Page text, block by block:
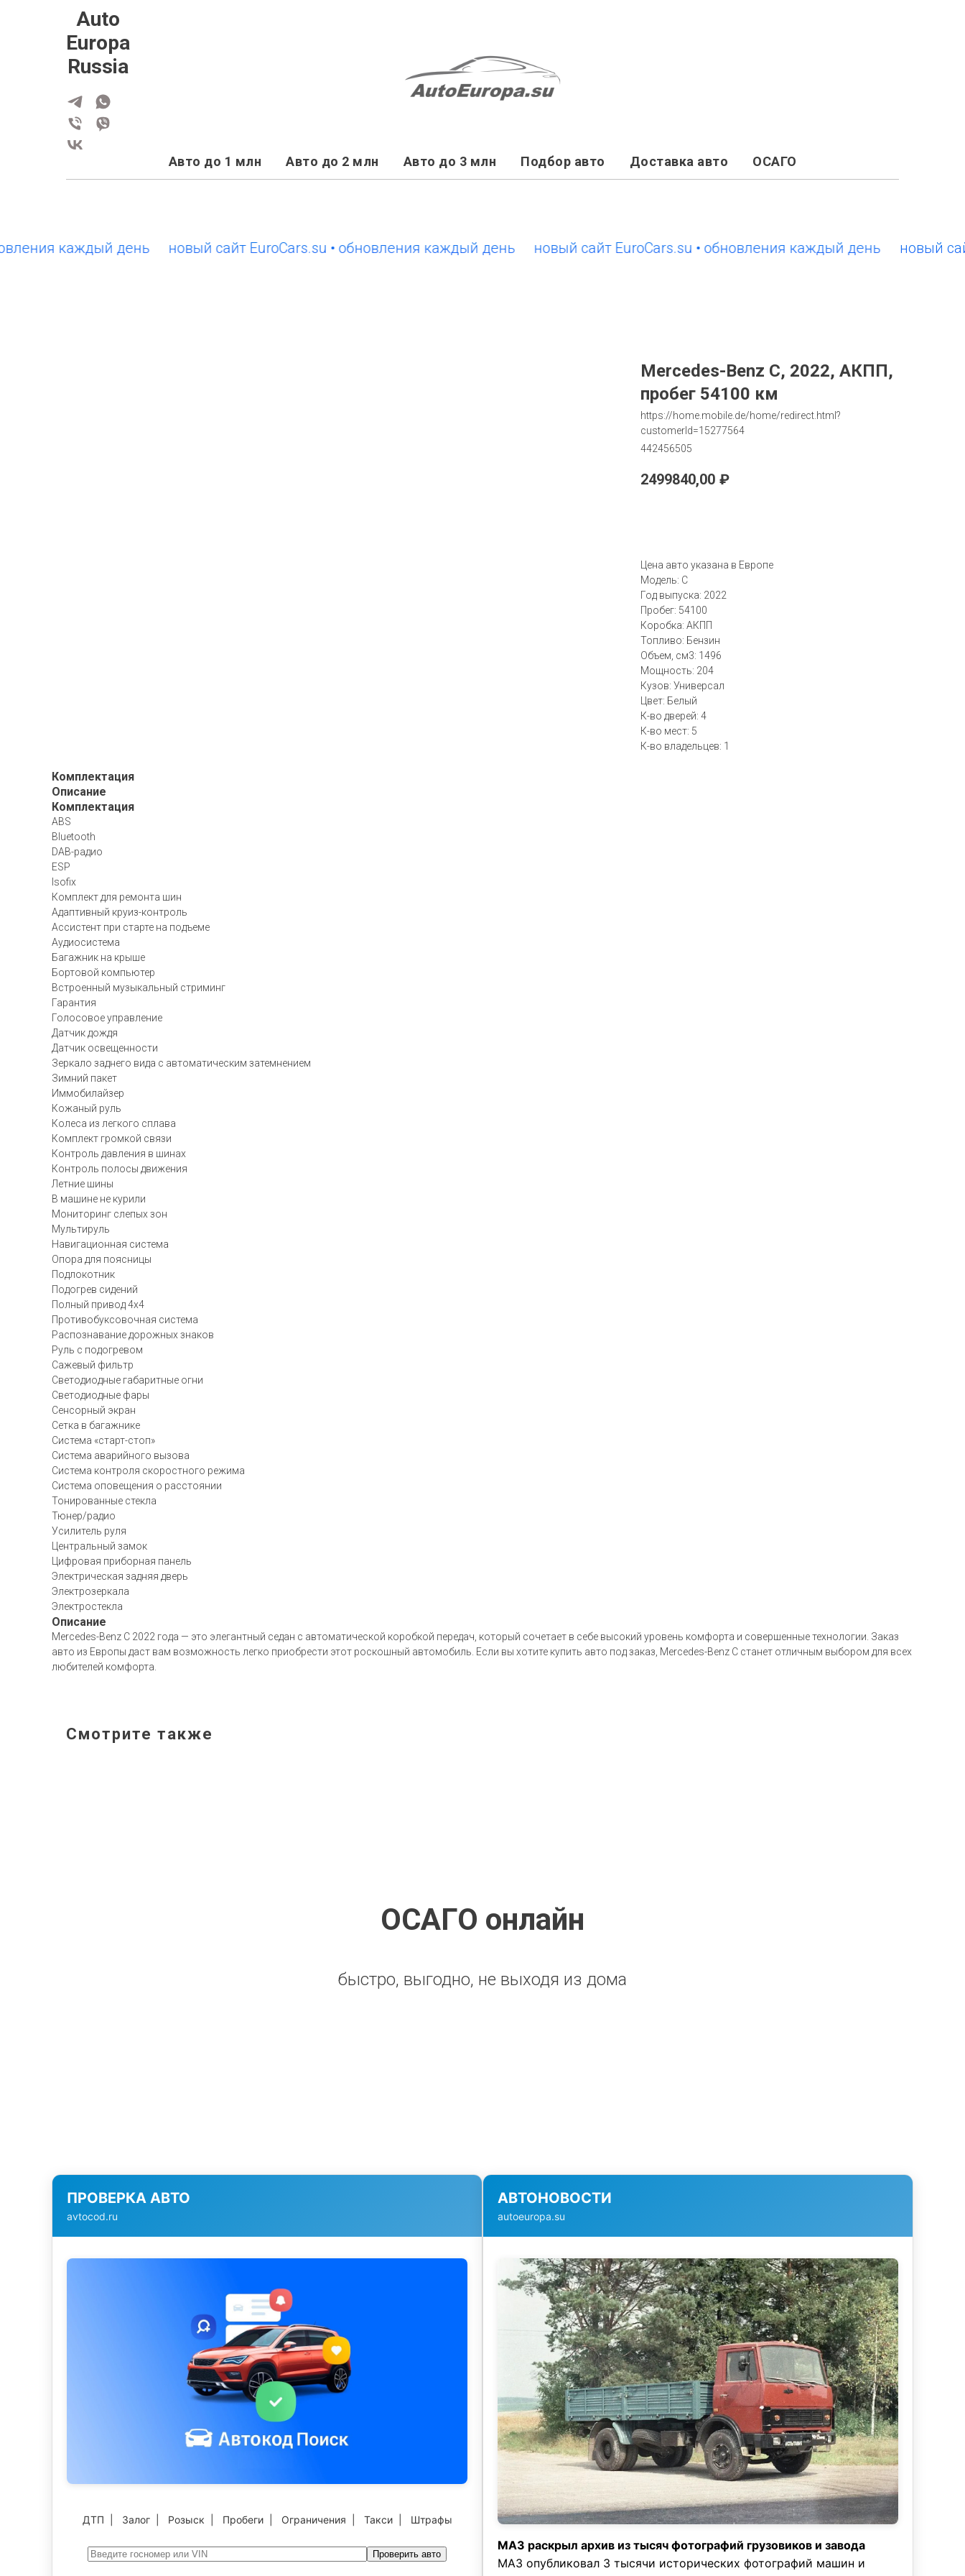
Auto
Europa
Russia
Авто до 1 млн Авто до 2 млн Авто до 3 млн Подбор авто Доставка авто ОСАГО
каждый день новый сайт EuroCars.su • обновления каждый день новый сайт EuroCars.su • обновления каждый день новый сайт
Mercedes-Benz C, 2022, АКПП,
пробег 54100 км
https://home.mobile.de/home/redirect.html?
customerId=15277564
442456505
2499840,00 ₽
Цена авто указана в Европе
Модель: C
Год выпуска: 2022
Пробег: 54100
Коробка: АКПП
Топливо: Бензин
Объем, см3: 1496
Мощность: 204
Кузов: Универсал
Цвет: Белый
К-во дверей: 4
К-во мест: 5
К-во владельцев: 1
Комплектация
Описание
Комплектация
ABS
Bluetooth
DAB-радио
ESP
Isofix
Комплект для ремонта шин
Адаптивный круиз-контроль
Ассистент при старте на подъеме
Аудиосистема
Багажник на крыше
Бортовой компьютер
Встроенный музыкальный стриминг
Гарантия
Голосовое управление
Датчик дождя
Датчик освещенности
Зеркало заднего вида с автоматическим затемнением
Зимний пакет
Иммобилайзер
Кожаный руль
Колеса из легкого сплава
Комплект громкой связи
Контроль давления в шинах
Контроль полосы движения
Летние шины
В машине не курили
Мониторинг слепых зон
Мультируль
Навигационная система
Опора для поясницы
Подлокотник
Подогрев сидений
Полный привод 4х4
Противобуксовочная система
Распознавание дорожных знаков
Руль с подогревом
Сажевый фильтр
Светодиодные габаритные огни
Светодиодные фары
Сенсорный экран
Сетка в багажнике
Система «старт-стоп»
Система аварийного вызова
Система контроля скоростного режима
Система оповещения о расстоянии
Тонированные стекла
Тюнер/радио
Усилитель руля
Центральный замок
Цифровая приборная панель
Электрическая задняя дверь
Электрозеркала
Электростекла
Описание
Mercedes-Benz C 2022 года — это элегантный седан с автоматической коробкой передач, который сочетает в себе высокий уровень комфорта и совершенные технологии. Заказ
авто из Европы даст вам возможность легко приобрести этот роскошный автомобиль. Если вы хотите купить авто под заказ, Mercedes-Benz C станет отличным выбором для всех
любителей комфорта.
Смотрите также
ОСАГО онлайн
быстро, выгодно, не выходя из дома
ПРОВЕРКА АВТО
avtocod.ru
ДТП Залог| Розыск Пробеги| Ограничения Такси| Штрафы
Проверить авто
АВТОНОВОСТИ
autoeuropa.su
МАЗ раскрыл архив из тысяч фотографий грузовиков и завода
МАЗ опубликовал 3 тысячи исторических фотографий машин и